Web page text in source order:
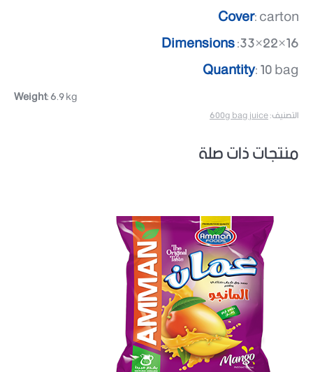
Cover: carton
Dimensions:33×22×16
Quantity: 10 bag
Weight: 6.9 kg
التصنيف:600g bag juice
منتجات ذات صلة